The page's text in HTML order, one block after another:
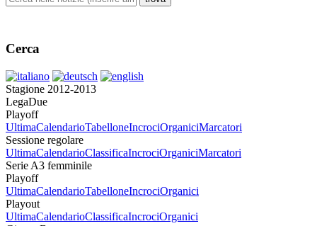
Cerca
Stagione 2012-2013
LegaDue
Playoff
UltimaCalendarioTabelloneIncrociOrganiciMarcatori
Sessione regolare
UltimaCalendarioClassificaIncrociOrganiciMarcatori
Serie A3 femminile
Playoff
UltimaCalendarioTabelloneIncrociOrganici
Playout
UltimaCalendarioClassificaIncrociOrganici